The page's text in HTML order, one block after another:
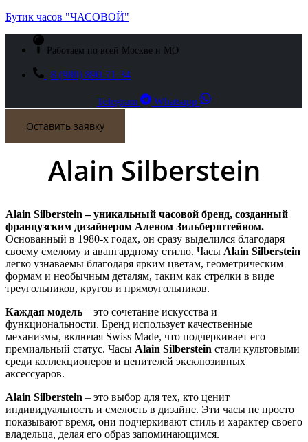
Бутик часов "ЧАСОВОЙ"
Работаем по всей Москве и МО
8 (980) 890-71-34
Telegram Whatsapp
Оставить заявку
Alain Silberstein
Alain Silberstein – уникальный часовой бренд, созданный
французским дизайнером Аленом Зильберштейном.
Основанный в 1980-х годах, он сразу выделился благодаря
своему смелому и авангардному стилю. Часы Alain Silberstein
легко узнаваемы благодаря ярким цветам, геометрическим
формам и необычным деталям, таким как стрелки в виде
треугольников, кругов и прямоугольников.
Каждая модель – это сочетание искусства и
функциональности. Бренд использует качественные
механизмы, включая Swiss Made, что подчеркивает его
премиальный статус. Часы Alain Silberstein стали культовыми
среди коллекционеров и ценителей эксклюзивных
аксессуаров.
Alain Silberstein – это выбор для тех, кто ценит
индивидуальность и смелость в дизайне. Эти часы не просто
показывают время, они подчеркивают стиль и характер своего
владельца, делая его образ запоминающимся.